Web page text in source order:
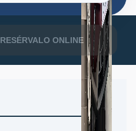
RESÉRVALO ONLINE